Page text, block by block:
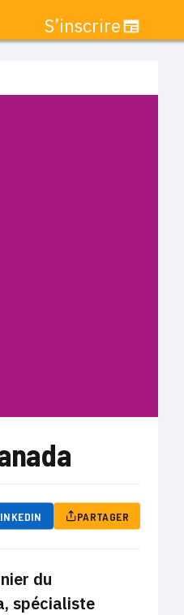
S’inscrire
PARTAGER
du
spécialiste